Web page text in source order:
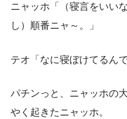
ニャッホ「（寝言をいい
し）順番ニャ～。」
テオ「なに寝ぼけてるん
パチンっと、ニャッホの
やく起きたニャッホ。